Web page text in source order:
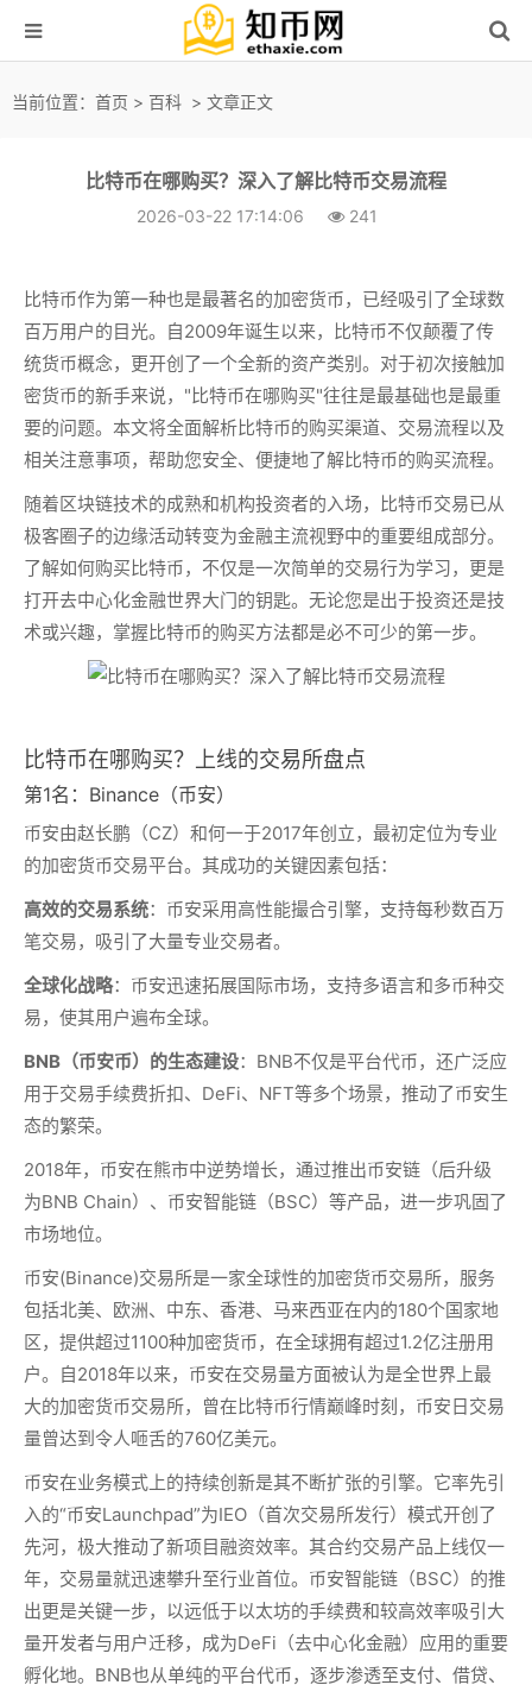
当前位置： 首页 > 百科 > 文章正文
比特币在哪购买？深入了解比特币交易流程
2026-03-22 17:14:06 241
比特币作为第一种也是最著名的加密货币，已经吸引了全球数
百万用户的目光。自2009年诞生以来，比特币不仅颠覆了传
统货币概念，更开创了一个全新的资产类别。对于初次接触加
密货币的新手来说，"比特币在哪购买"往往是最基础也是最重
要的问题。本文将全面解析比特币的购买渠道、交易流程以及
相关注意事项，帮助您安全、便捷地了解比特币的购买流程。
随着区块链技术的成熟和机构投资者的入场，比特币交易已从
极客圈子的边缘活动转变为金融主流视野中的重要组成部分。
了解如何购买比特币，不仅是一次简单的交易行为学习，更是
打开去中心化金融世界大门的钥匙。无论您是出于投资还是技
术或兴趣，掌握比特币的购买方法都是必不可少的第一步。
比特币在哪购买？上线的交易所盘点
第1名：Binance（币安）
币安由赵长鹏（CZ）和何一于2017年创立，最初定位为专业
的加密货币交易平台。其成功的关键因素包括：
高效的交易系统：币安采用高性能撮合引擎，支持每秒数百万
笔交易，吸引了大量专业交易者。
全球化战略：币安迅速拓展国际市场，支持多语言和多币种交
易，使其用户遍布全球。
BNB（币安币）的生态建设：BNB不仅是平台代币，还广泛应
用于交易手续费折扣、DeFi、NFT等多个场景，推动了币安生
态的繁荣。
2018年，币安在熊市中逆势增长，通过推出币安链（后升级
为BNB Chain）、币安智能链（BSC）等产品，进一步巩固了
市场地位。
币安(Binance)交易所是一家全球性的加密货币交易所，服务
包括北美、欧洲、中东、香港、马来西亚在内的180个国家地
区，提供超过1100种加密货币，在全球拥有超过1.2亿注册用
户。自2018年以来，币安在交易量方面被认为是全世界上最
大的加密货币交易所，曾在比特币行情巅峰时刻，币安日交易
量曾达到令人咂舌的760亿美元。
币安在业务模式上的持续创新是其不断扩张的引擎。它率先引
入的“币安Launchpad”为IEO（首次交易所发行）模式开创了
先河，极大推动了新项目融资效率。其合约交易产品上线仅一
年，交易量就迅速攀升至行业首位。币安智能链（BSC）的推
出更是关键一步，以远低于以太坊的手续费和较高效率吸引大
量开发者与用户迁移，成为DeFi（去中心化金融）应用的重要
孵化地。BNB也从单纯的平台代币，逐步渗透至支付、借贷、